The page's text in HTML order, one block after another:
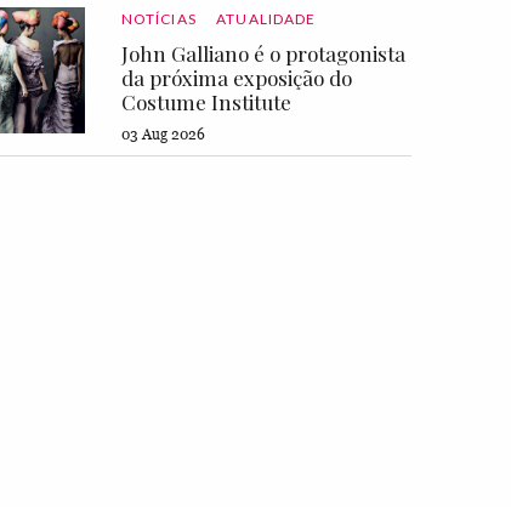
NOTÍCIAS ATUALIDADE
John Galliano é o protagonista
da próxima exposição do
Costume Institute
03 Aug 2026